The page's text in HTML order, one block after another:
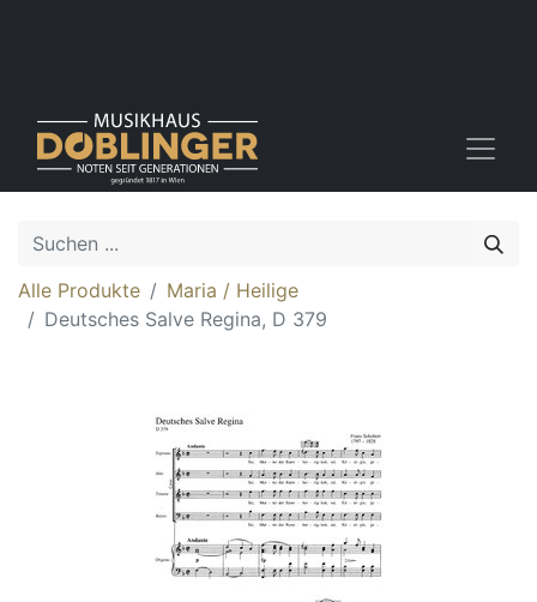
Alle Produkte
Maria / Heilige
Deutsches Salve Regina, D 379